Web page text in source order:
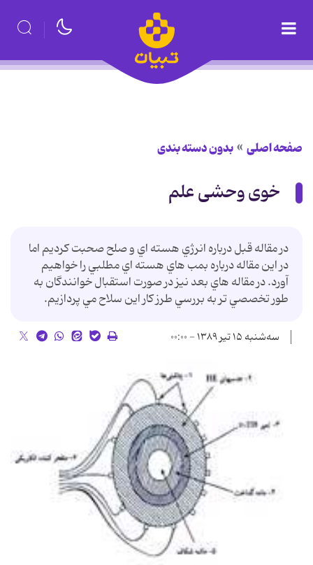
صفحه اصلی بدون دسته بندی
خوی وحشی علم
در مقاله قبل درباره انرژي هسته اي و صلح صحبت کرديم اما
در اين مقاله درباره بمب هاي هسته اي مطلبي را خواهيم
آورد. در مقاله هاي بعد نيز در صورت استقبال خوانندگان به
طور تخصصي تر به بررسي طرز کار اين سلاح مي پردازيم.
سه‌شنبه ۱۵ تیر ۱۳۸۹ - ۰۰:۰۰